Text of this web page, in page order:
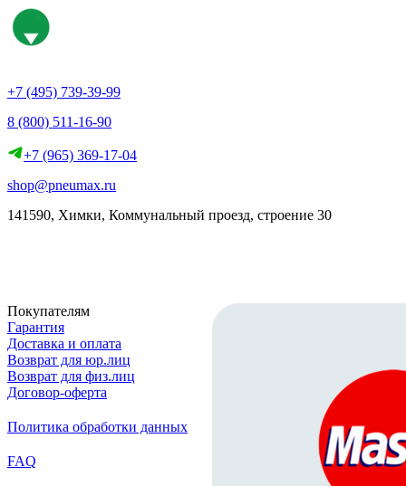
+7 (495) 739-39-99
8 (800) 511-16-90
+7 (965) 369-17-04
shop@pneumax.ru
141590, Химки, Коммунальный проезд, строение 30
Покупателям
Гарантия
Доставка и оплата
Возврат для юр.лиц
Возврат для физ.лиц
Договор-оферта
Политика обработки данных
FAQ